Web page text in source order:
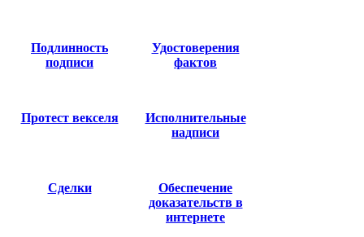
Подлинность
подписи
Удостоверения
фактов
Протест векселя
Исполнительные
надписи
Сделки
Обеспечение
доказательств в
интернете